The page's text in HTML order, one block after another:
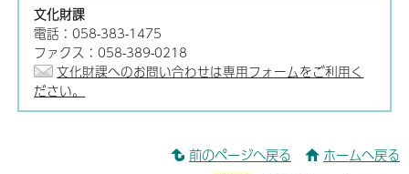
文化財課
電話：058-383-1475
ファクス：058-389-0218
文化財課へのお問い合わせは専用フォームをご利用く
ださい。
前のページへ戻る ホームへ戻る